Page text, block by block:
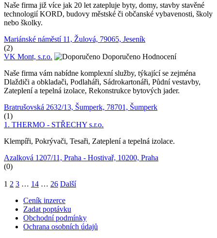
Naše firma již více jak 20 let zatepluje byty, domy, stavby stavěné
technologií KORD, budovy městské či občanské vybavenosti, školy
nebo školky.
Mariánské náměstí 11, Žulová, 79065, Jeseník
(2)
VK Mont, s.r.o.
Doporučeno Hodnocení
Naše firma vám nabídne komplexní služby, týkající se zejména
Dlaždiči a obkladači, Podlaháři, Sádrokartonáři, Půdní vestavby,
Zateplení a tepelná izolace, Rekonstrukce bytových jader.
Bratrušovská 2632/13, Šumperk, 78701, Šumperk
(1)
1. THERMO - STŘECHY s.r.o.
Klempíři, Pokrývači, Tesaři, Zateplení a tepelná izolace.
Azalková 1207/11, Praha - Hostivař, 10200, Praha
(0)
1 2 3 … 14 … 26 Další
Ceník inzerce
Zadat poptávku
Obchodní podmínky
Ochrana osobních údajů